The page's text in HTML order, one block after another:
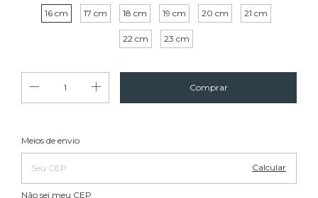
16 cm
17 cm 18 cm 19 cm 20 cm 21 cm
22 cm 23 cm
Entregas para o CEP:
Meios de envio
Calcular
Não sei meu CEP